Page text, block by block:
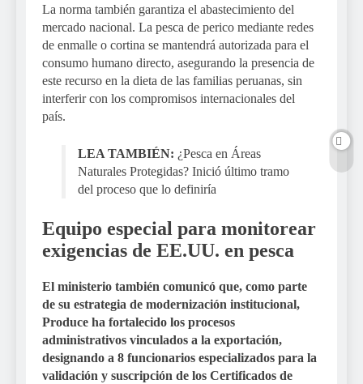
La norma también garantiza el abastecimiento del
mercado nacional. La pesca de perico mediante redes
de enmalle o cortina se mantendrá autorizada para el
consumo humano directo, asegurando la presencia de
este recurso en la dieta de las familias peruanas, sin
interferir con los compromisos internacionales del
país.
LEA TAMBIÉN: ¿Pesca en Áreas
Naturales Protegidas? Inició último tramo
del proceso que lo definiría
Equipo especial para monitorear
exigencias de EE.UU. en pesca
El ministerio también comunicó que, como parte
de su estrategia de modernización institucional,
Produce ha fortalecido los procesos
administrativos vinculados a la exportación,
designando a 8 funcionarios especializados para la
validación y suscripción de los Certificados de